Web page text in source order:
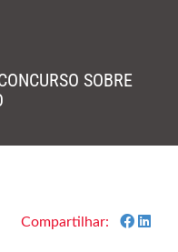
SOBRE
Compartilhar: